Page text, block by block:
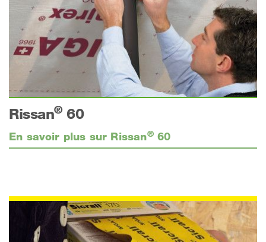
Rissan®60
En savoir plus sur Rissan®60